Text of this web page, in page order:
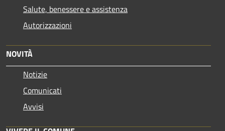
Salute, benessere e assistenza
Autorizzazioni
NOVITÀ
Notizie
Comunicati
Avvisi